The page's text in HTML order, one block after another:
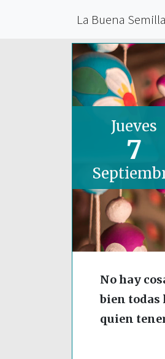
La Buena Semilla
Jueves
7
No hay
bien todas
quien